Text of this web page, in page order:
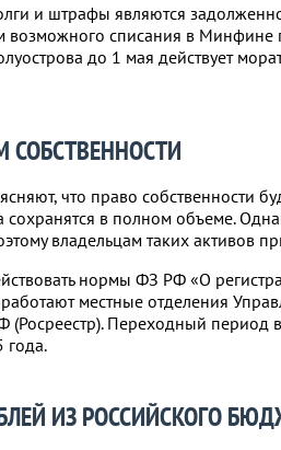
и штрафы являются
списания в Минфине
до 1 мая действует
СОБСТВЕННОСТИ
что право собственности
в полном объеме.
владельцам таких активов
нормы ФЗ РФ «О
местные отделения
(Росреестр). Переходный
года.
ИЗ РОССИЙСКОГО